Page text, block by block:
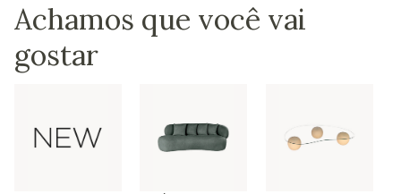
Achamos que você vai
gostar